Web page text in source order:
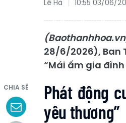
Lê Hà 10:55 03/06/
28/6/2026), Ban
“Mái ấm gia
CHIA SẺ
Phát động
yêu thương”